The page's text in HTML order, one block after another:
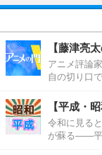
【藤津亮
アニメ評論
自の切り口
【平成・
令和に見る
が蘇る――平